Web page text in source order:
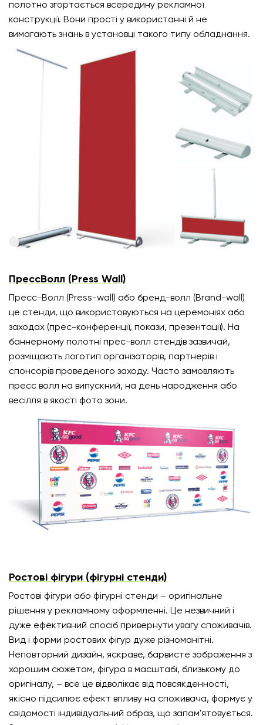
полотно згортається всередину рекламної
конструкції. Вони прості у використанні й не
вимагають знань в установці такого типу обладнання.
ПрессВолл (Press Wall)
Пресс-Волл (Press-wall) або бренд-волл (Brand-wall)
це стенди, що використовуються на церемоніях або
заходах (прес-конференції, покази, презентації). На
баннерному полотні прес-волл стендів зазвичай,
розміщають логотип організаторів, партнерів і
спонсорів проведеного заходу. Часто замовляють
пресс волл на випускний, на день народження або
весілля в якості фото зони.
Ростові фігури (фігурні стенди)
Ростові фігури або фігурні стенди – оригінальне
рішення у рекламному оформленні. Це незвичний і
дуже ефективний спосіб привернути увагу споживачів.
Вид і форми ростових фігур дуже різноманітні.
Неповторний дизайн, яскраве, барвисте зображення з
хорошим сюжетом, фігура в масштабі, близькому до
оригіналу, – все це відволікає від повсякденності,
якісно підсилює ефект впливу на споживача, формує у
свідомості індивідуальний образ, що запам'ятовується.